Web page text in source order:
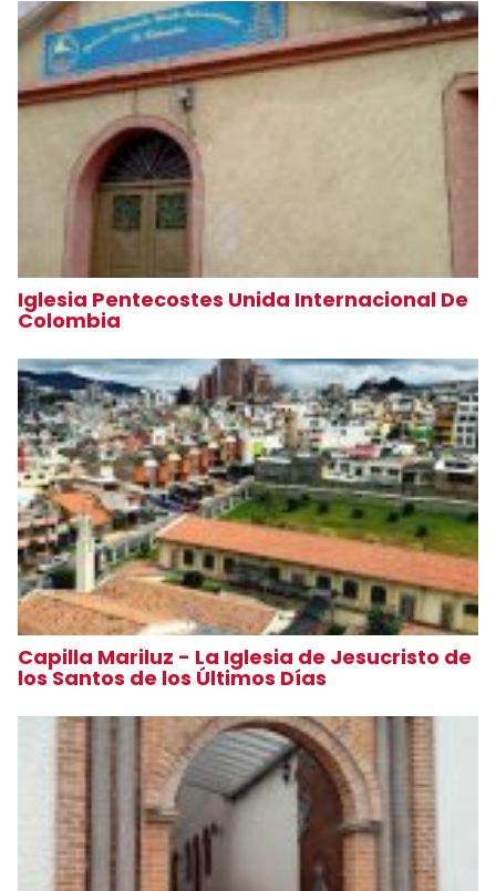
Iglesia Pentecostes Unida Internacional De
Colombia
Capilla Mariluz - La Iglesia de Jesucristo de
los Santos de los Últimos Días